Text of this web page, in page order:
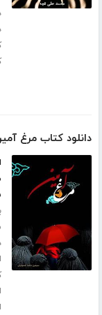
دانلود کتاب مرغ